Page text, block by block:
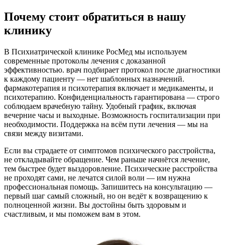
Почему стоит обратиться в нашу
клинику
В Психиатрической клинике РосМед мы используем
современные протоколы лечения с доказанной
эффективностью. врач подбирает протокол после диагностики
к каждому пациенту — нет шаблонных назначений.
фармакотерапия и психотерапия включает и медикаменты, и
психотерапию. Конфиденциальность гарантирована — строго
соблюдаем врачебную тайну. Удобный график, включая
вечерние часы и выходные. Возможность госпитализации при
необходимости. Поддержка на всём пути лечения — мы на
связи между визитами.
Если вы страдаете от симптомов психического расстройства,
не откладывайте обращение. Чем раньше начнётся лечение,
тем быстрее будет выздоровление. Психические расстройства
не проходят сами, не лечатся силой воли — им нужна
профессиональная помощь. Запишитесь на консультацию —
первый шаг самый сложный, но он ведёт к возвращению к
полноценной жизни. Вы достойны быть здоровым и
счастливым, и мы поможем вам в этом.